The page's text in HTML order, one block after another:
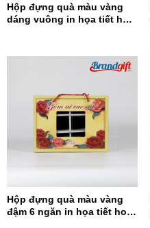
Hộp đựng quà màu vàng
dáng vuông in họa tiết hoa
Hộp đựng quà màu vàng
đậm 6 ngăn in họa tiết hoa